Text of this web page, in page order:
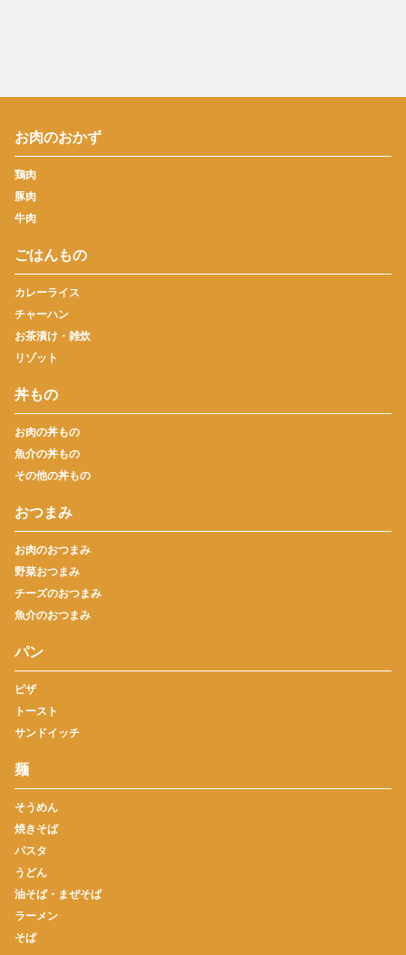
お肉のおかず
鶏肉
豚肉
牛肉
ごはんもの
カレーライス
チャーハン
お茶漬け・雑炊
リゾット
丼もの
お肉の丼もの
魚介の丼もの
その他の丼もの
おつまみ
お肉のおつまみ
野菜おつまみ
チーズのおつまみ
魚介のおつまみ
パン
ピザ
トースト
サンドイッチ
麺
そうめん
焼きそば
パスタ
うどん
油そば・まぜそば
ラーメン
そば